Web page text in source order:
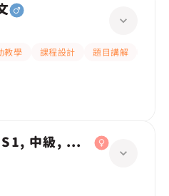
教學 課程設計 題目講解
中級, 學校課程)